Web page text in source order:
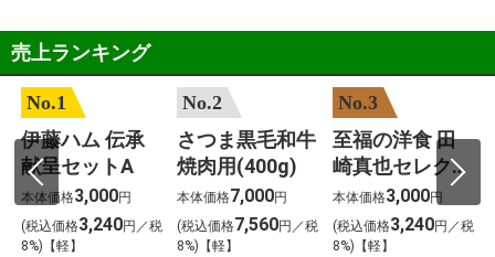
売上ランキング
No.1
伊藤ハム 伝承
献呈セットA
本体価格3,000円
(税込価格3,240円／税
8%)【軽】
No.2
さつま黒毛和牛
焼肉用(400g)
本体価格7,000円
(税込価格7,560円／税
8%)【軽】
No.3
至福の洋食 田
崎真也セレクシ
ョン(12個)
本体価格3,000円
(税込価格3,240円／税
8%)【軽】